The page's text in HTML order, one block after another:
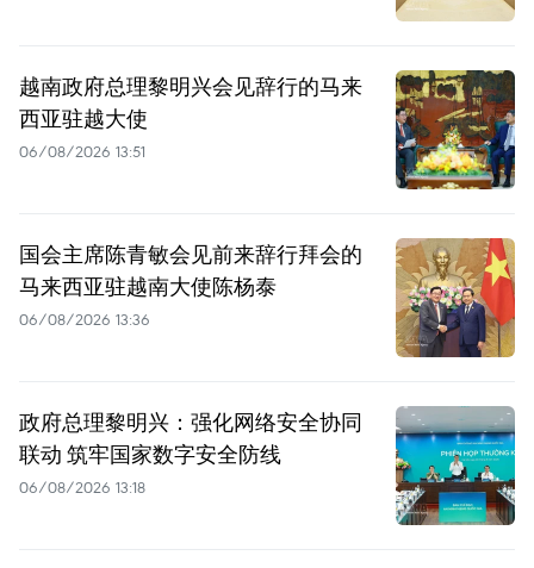
越南政府总理黎明兴会见辞行的马来
西亚驻越大使
06/08/2026 13:51
国会主席陈青敏会见前来辞行拜会的
马来西亚驻越南大使陈杨泰
06/08/2026 13:36
政府总理黎明兴：强化网络安全协同
联动 筑牢国家数字安全防线
06/08/2026 13:18